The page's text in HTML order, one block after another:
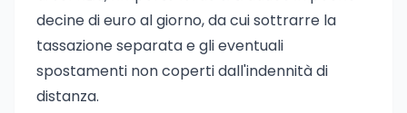
decine di euro al giorno, da cui sottrarre la
tassazione separata e gli eventuali
spostamenti non coperti dall'indennità di
distanza.